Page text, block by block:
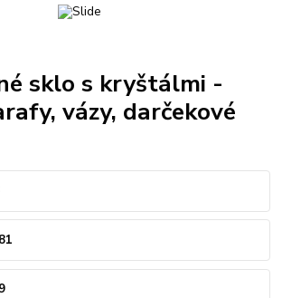
sklo s kryštálmi -
vázy, darčekové